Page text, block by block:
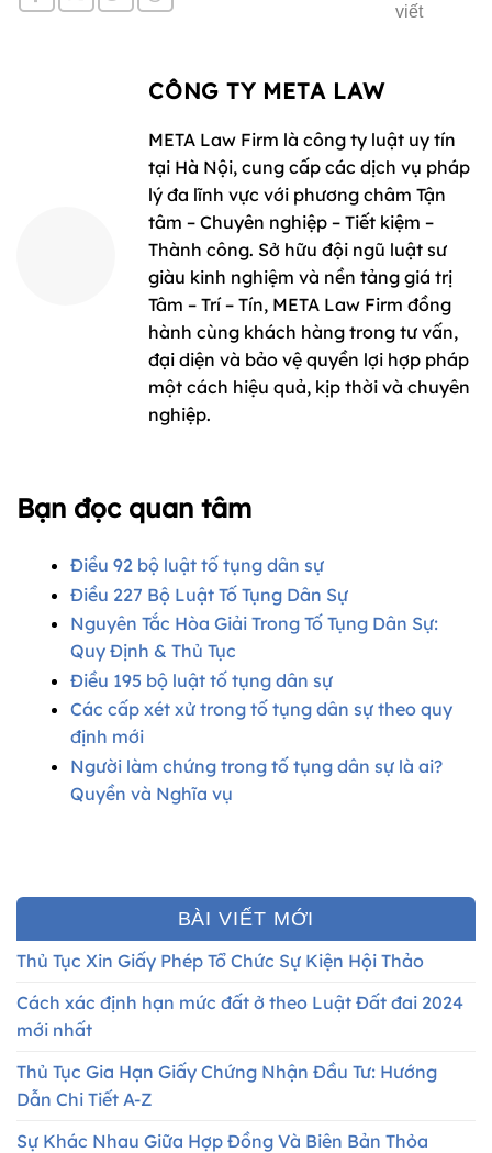
viết
CÔNG TY META LAW
META Law Firm là công ty luật uy tín
tại Hà Nội, cung cấp các dịch vụ pháp
lý đa lĩnh vực với phương châm Tận
tâm – Chuyên nghiệp – Tiết kiệm –
Thành công. Sở hữu đội ngũ luật sư
giàu kinh nghiệm và nền tảng giá trị
Tâm – Trí – Tín, META Law Firm đồng
hành cùng khách hàng trong tư vấn,
đại diện và bảo vệ quyền lợi hợp pháp
một cách hiệu quả, kịp thời và chuyên
nghiệp.
Bạn đọc quan tâm
Điều 92 bộ luật tố tụng dân sự​
Điều 227 Bộ Luật Tố Tụng Dân Sự
Nguyên Tắc Hòa Giải Trong Tố Tụng Dân Sự:
Quy Định & Thủ Tục
Điều 195 bộ luật tố tụng dân sự
Các cấp xét xử trong tố tụng dân sự theo quy
định mới
Người làm chứng trong tố tụng dân sự​ là ai?
Quyền và Nghĩa vụ
BÀI VIẾT MỚI
Thủ Tục Xin Giấy Phép Tổ Chức Sự Kiện Hội Thảo
Cách xác định hạn mức đất ở theo Luật Đất đai 2024
mới nhất
Thủ Tục Gia Hạn Giấy Chứng Nhận Đầu Tư: Hướng
Dẫn Chi Tiết A-Z
Sự Khác Nhau Giữa Hợp Đồng Và Biên Bản Thỏa